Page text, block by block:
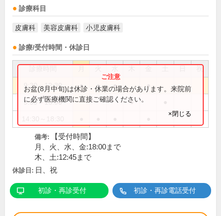
診療科目
皮膚科 美容皮膚科 小児皮膚科
診療/受付時間・休診日
祝
9:30～12:30 ● ● ● ●
9:30～13:00 ●
お盆(8月中旬)は休診・休業の場合があります。来院前
に必ず医療機関に直接ご確認ください。
×閉じる
備考:
【受付時間】
月、火、水、金:18:00まで
木、土:12:45まで
休診日: 日、祝
初診・再診受付 初診・再診電話受付